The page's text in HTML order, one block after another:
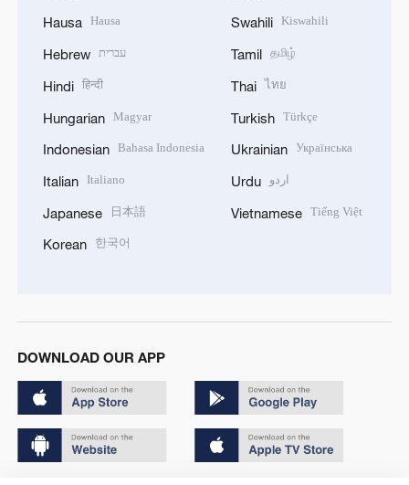
Hausa Hausa
Hebrew עברית
Hindi हिन्दी
Hungarian Magyar
Indonesian Bahasa Indonesia
Italian Italiano
Japanese 日本語
Korean 한국어
Swahili Kiswahili
Tamil தமிழ்
Thai ไทย
Turkish Türkçe
Ukrainian Українська
Urdu اردو
Vietnamese Tiếng Việt
DOWNLOAD OUR APP